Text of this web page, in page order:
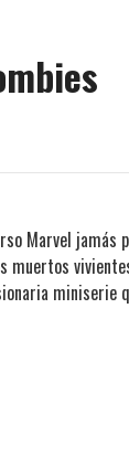
Marvel jamás
muertos
miniserie